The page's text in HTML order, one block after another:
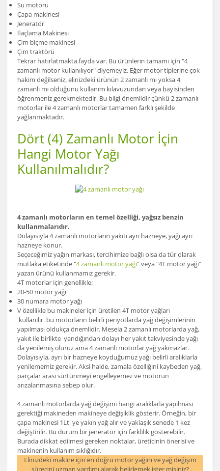
Su motoru
Çapa makinesi
Jeneratör
İlaçlama Makinesi
Çim biçme makinesi
Çim traktörü
Tekrar hatırlatmakta fayda var. Bu ürünlerin tamamı için "4
zamanlı motor kullanılıyor" diyemeyiz. Eğer motor tiplerine çok
hakim değilseniz, elinizdeki ürünün 2 zamanlı mı yoksa 4
zamanlı mı olduğunu kullanım kılavuzundan veya bayisinden
öğrenmeniz gerekmektedir. Bu bilgi önemlidir çünkü 2 zamanlı
motorlar ile 4 zamanlı motorlar tamamen farklı şekilde
yağlanmaktadır.
Dört (4) Zamanlı Motor İçin
Hangi Motor Yağı
Kullanılmalıdır?
4 zamanlı motorların en temel özelliği, yağsız benzin
kullanmalarıdır.
Dolayısıyla 4 zamanlı motorların yakıtı ayrı hazneye, yağı ayrı
hazneye konur.
Seçeceğimiz yağın markası, tercihimize bağlı olsa da tür olarak
mutlaka etiketinde "4 zamanlı motor yağı" veya "4T motor yağı"
yazan ürünü kullanmamız gerekir.
4T motorlar için genellikle;
20-50 motor yağı
30 numara motor yağı
V özellikle bu makineler için üretilen 4T motor yağları
kullanılır. bu motorların belirli periyotlarda yağ değişimlerinin
yapılması oldukça önemlidir. Mesela 2 zamanlı motorlarda yağ,
yakıt ile birlikte yandığından dolayı her yakıt takviyesinde yağı
da yenilemiş oluruz ama 4 zamanlı motorlar yağ yakmazlar.
Dolayısıyla, ayrı bir hazneye koyduğumuz yağı belirli aralıklarla
yenilememiz gerekir. Aksi halde, zamala özelliğini kaybeden yağ,
parçalar arası sürtünmeyi engelleyemez ve motorun
arızalanmasına sebep olur.
4 zamanlı motorlarda yağ değişimi hangi aralıklarla yapılması
gerektiği makineden makineye değişiklik gösterir. Örneğin, bir
çapa makinesi 1Lt' ye yakın yağ alır ve yaklaşık senede 1 kez
değiştirilir. Bu durum bir jeneratör için farklılık gösterebilir.
Burada dikkat edilmesi gereken noktalar, üreticinin önerisi ve
makinenin kullanım sıklığıdır.
Elinizdeki makine için en doğru motor yağını ve yağ değişim
sürecini uzman yardımı alarak belirlemek ister misiniz?